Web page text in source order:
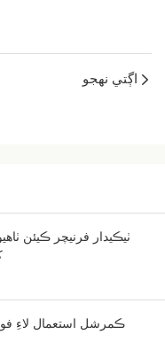
اڳتي نهجو
ٺيڪيدار فرنيچر ڪيئن
ڪمرشل استعمال لاءِ